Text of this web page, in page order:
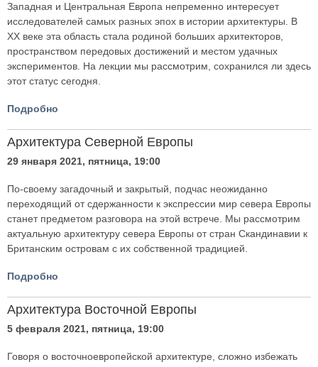
Западная и Центральная Европа непременно интересует
исследователей самых разных эпох в истории архитектуры. В
ХХ веке эта область стала родиной больших архитекторов,
пространством передовых достижений и местом удачных
экспериментов. На лекции мы рассмотрим, сохранился ли здесь
этот статус сегодня.
Подробно
Архитектура Северной Европы
29 января 2021, пятница, 19:00
По-своему загадочный и закрытый, подчас неожиданно
переходящий от сдержанности к экспрессии мир севера Европы
станет предметом разговора на этой встрече. Мы рассмотрим
актуальную архитектуру севера Европы от стран Скандинавии к
Британским островам с их собственной традицией.
Подробно
Архитектура Восточной Европы
5 февраля 2021, пятница, 19:00
Говоря о восточноевропейской архитектуре, сложно избежать